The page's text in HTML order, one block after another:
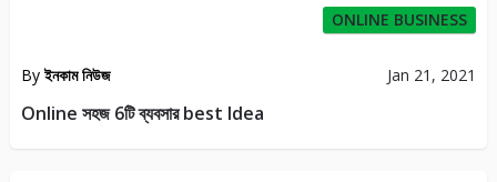
ONLINE BUSINESS
Byইনকাম নিউজ Jan 21, 2021
Online সহজ 6টি ব্যবসার best Idea